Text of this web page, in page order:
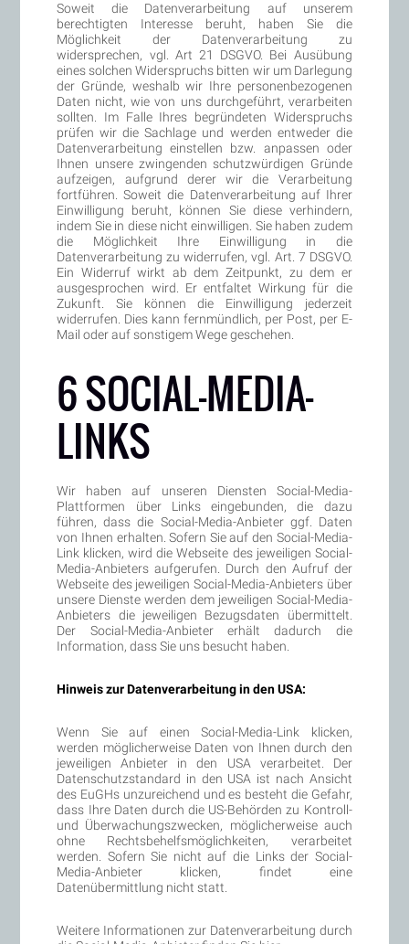
Soweit die Datenverarbeitung auf unserem
berechtigten Interesse beruht, haben Sie die
Möglichkeit der Datenverarbeitung zu
widersprechen, vgl. Art 21 DSGVO. Bei Ausübung
eines solchen Widerspruchs bitten wir um Darlegung
der Gründe, weshalb wir Ihre personenbezogenen
Daten nicht, wie von uns durchgeführt, verarbeiten
sollten. Im Falle Ihres begründeten Widerspruchs
prüfen wir die Sachlage und werden entweder die
Datenverarbeitung einstellen bzw. anpassen oder
Ihnen unsere zwingenden schutzwürdigen Gründe
aufzeigen, aufgrund derer wir die Verarbeitung
fortführen. Soweit die Datenverarbeitung auf Ihrer
Einwilligung beruht, können Sie diese verhindern,
indem Sie in diese nicht einwilligen. Sie haben zudem
die Möglichkeit Ihre Einwilligung in die
Datenverarbeitung zu widerrufen, vgl. Art. 7 DSGVO.
Ein Widerruf wirkt ab dem Zeitpunkt, zu dem er
ausgesprochen wird. Er entfaltet Wirkung für die
Zukunft. Sie können die Einwilligung jederzeit
widerrufen. Dies kann fernmündlich, per Post, per E-
Mail oder auf sonstigem Wege geschehen.
6 SOCIAL-MEDIA-
LINKS
Wir haben auf unseren Diensten Social-Media-
Plattformen über Links eingebunden, die dazu
führen, dass die Social-Media-Anbieter ggf. Daten
von Ihnen erhalten. Sofern Sie auf den Social-Media-
Link klicken, wird die Webseite des jeweiligen Social-
Media-Anbieters aufgerufen. Durch den Aufruf der
Webseite des jeweiligen Social-Media-Anbieters über
unsere Dienste werden dem jeweiligen Social-Media-
Anbieters die jeweiligen Bezugsdaten übermittelt.
Der Social-Media-Anbieter erhält dadurch die
Information, dass Sie uns besucht haben.
Hinweis zur Datenverarbeitung in den USA:
Wenn Sie auf einen Social-Media-Link klicken,
werden möglicherweise Daten von Ihnen durch den
jeweiligen Anbieter in den USA verarbeitet. Der
Datenschutzstandard in den USA ist nach Ansicht
des EuGHs unzureichend und es besteht die Gefahr,
dass Ihre Daten durch die US-Behörden zu Kontroll-
und Überwachungszwecken, möglicherweise auch
ohne Rechtsbehelfsmöglichkeiten, verarbeitet
werden. Sofern Sie nicht auf die Links der Social-
Media-Anbieter klicken, findet eine
Datenübermittlung nicht statt.
Weitere Informationen zur Datenverarbeitung durch